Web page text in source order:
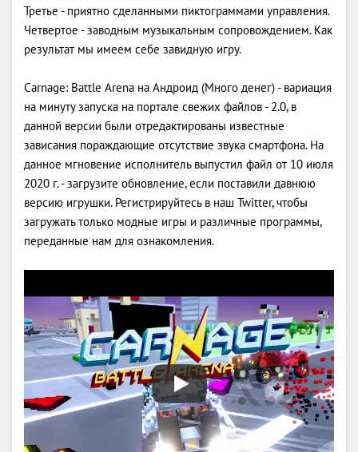
Третье - приятно сделанными пиктограммами управления.
Четвертое - заводным музыкальным сопровождением. Как
результат мы имеем себе завидную игру.
Carnage: Battle Arena на Андроид (Много денег) - вариация
на минуту запуска на портале свежих файлов - 2.0, в
данной версии были отредактированы известные
зависания пораждающие отсутствие звука смартфона. На
данное мгновение исполнитель выпустил файл от 10 июля
2020 г. - загрузите обновление, если поставили давнюю
версию игрушки. Регистрируйтесь в наш Twitter, чтобы
загружать только модные игры и различные программы,
переданные нам для ознакомления.